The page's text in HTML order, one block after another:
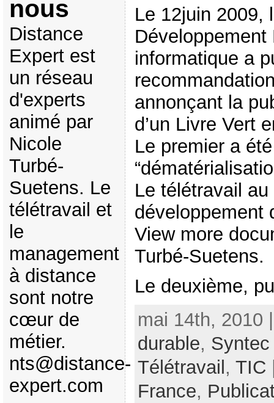
nous
Distance
Expert est
un réseau
d'experts
animé par
Nicole
Turbé-
Suetens. Le
télétravail et
le
management
à distance
sont notre
cœur de
métier.
nts@distance-
expert.com
Le 12juin 2009,
informatique a
annonçant la
d’un Livre Vert
Le premier a
Le télétravail
développement
View more
Turbé-Suetens.
Le deuxième,
mai 14th, 2010
durable,
Télétravail , TIC
France,